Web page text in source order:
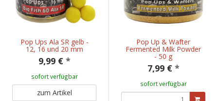
Pop Ups Ala SR gelb -
12, 16 und 20 mm
9,99 € *
sofort verfügbar
zum Artikel
Pop Up & Wafter
Fermented Milk Powder
- 50 g
7,99 € *
sofort verfügbar